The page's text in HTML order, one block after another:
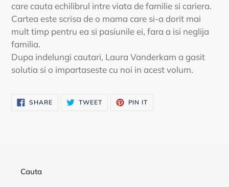
care cauta echilibrul intre viata de familie si cariera.
Cartea este scrisa de o mama care si-a dorit mai
mult timp pentru ea si pasiunile ei, fara a isi neglija
familia.
Dupa indelungi cautari, Laura Vanderkam a gasit
solutia si o impartaseste cu noi in acest volum.
SHARESHARE
ON
TWEETTWEET PIN IT
Cauta